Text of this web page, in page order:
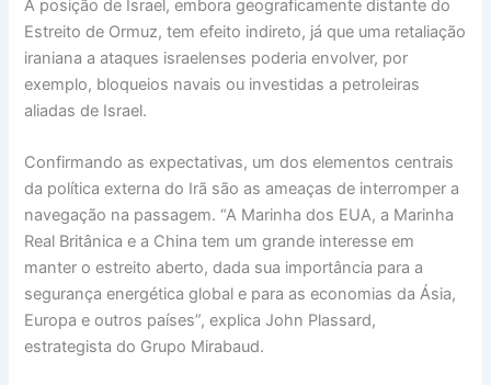
A posição de Israel, embora geograficamente distante do
Estreito de Ormuz, tem efeito indireto, já que uma retaliação
iraniana a ataques israelenses poderia envolver, por
exemplo, bloqueios navais ou investidas a petroleiras
aliadas de Israel.
Confirmando as expectativas, um dos elementos centrais
da política externa do Irã são as ameaças de interromper a
navegação na passagem. “A Marinha dos EUA, a Marinha
Real Britânica e a China tem um grande interesse em
manter o estreito aberto, dada sua importância para a
segurança energética global e para as economias da Ásia,
Europa e outros países”, explica John Plassard,
estrategista do Grupo Mirabaud.